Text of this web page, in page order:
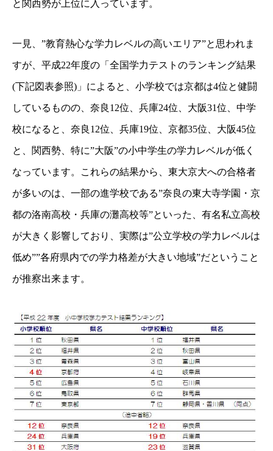
と関西勢が上位に入っています。
一見、”教育熱心な学力レベルの高いエリア”と思われま
すが、平成22年度の「全国学力テストのランキング結果
(下記図表参照)」によると、小学校では京都は4位と健闘
しているものの、奈良12位、兵庫24位、大阪31位、中学
校になると、奈良12位、兵庫19位、京都35位、大阪45位
と、関西勢、特に”大阪”の小中学生の学力レベルが低く
なっています。これらの結果から、東大京大への合格者
が多いのは、一部の進学校である”奈良の東大寺学園・京
都の洛南高校・兵庫の灘高校等”といった、有名私立高校
が大きく影響しており、実際は”公立学校の学力レベルは
低め””各府県内での学力格差が大きい地域”だということ
が推察出来ます。